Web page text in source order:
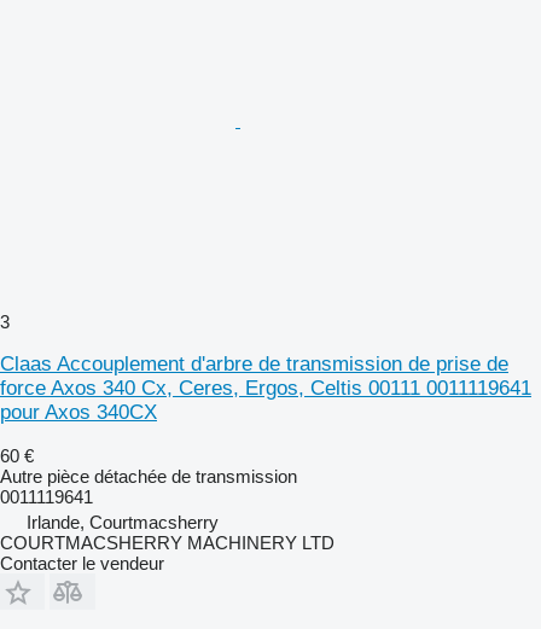
3
Claas Accouplement d'arbre de transmission de prise de
force Axos 340 Cx, Ceres, Ergos, Celtis 00111 0011119641
pour Axos 340CX
60 €
Autre pièce détachée de transmission
0011119641
Irlande, Courtmacsherry
COURTMACSHERRY MACHINERY LTD
Contacter le vendeur